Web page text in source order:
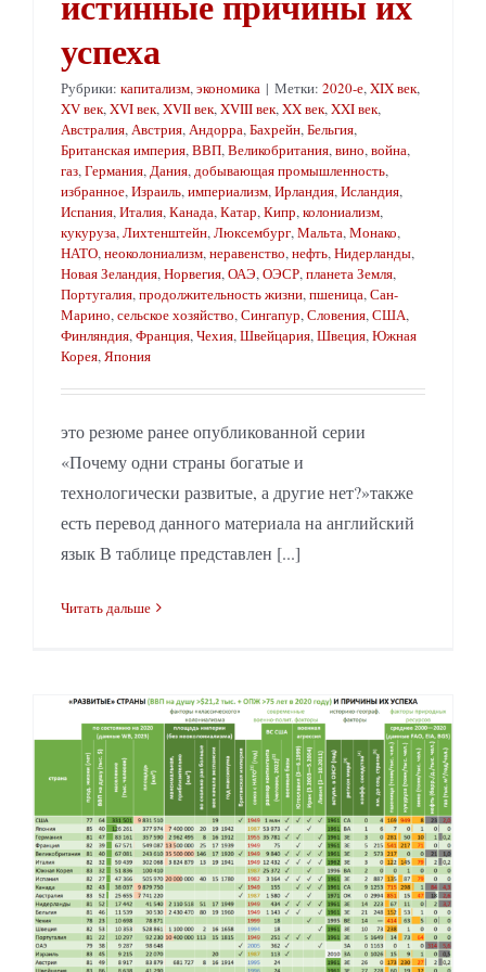
успеха
Рубрики: капитализм,экономика | Метки: 2020-е,XIX век,
XV век,XVI век,XVII век,XVIII век,XX век,XXI век,
Австралия,Австрия,Андорра,Бахрейн,Бельгия,
Британская империя,ВВП,Великобритания,вино,война,
газ,Германия,Дания,добывающая промышленность,
избранное,Израиль,империализм,Ирландия,Исландия,
Испания,Италия,Канада,Катар,Кипр,колониализм,
кукуруза,Лихтенштейн,Люксембург,Мальта,Монако,
НАТО,неоколониализм,неравенство,нефть,Нидерланды,
Новая Зеландия,Норвегия,ОАЭ,ОЭСР,планета Земля,
Португалия,продолжительность жизни,пшеница,Сан-
Марино,сельское хозяйство,Сингапур,Словения,США,
Финляндия,Франция,Чехия,Швейцария,Швеция,Южная
Корея,Япония
это резюме ранее опубликованной серии
«Почему одни страны богатые и
технологически развитые, а другие нет?»также
есть перевод данного материала на английский
язык В таблице представлен [...]
Читать дальше